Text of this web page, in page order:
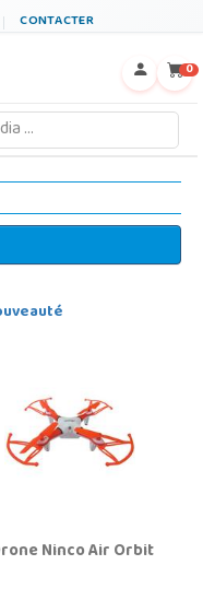
CONTACTER
0
Ninco Air Orbit